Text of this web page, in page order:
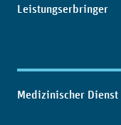
Leistungserbringer
Medizinischer Dienst